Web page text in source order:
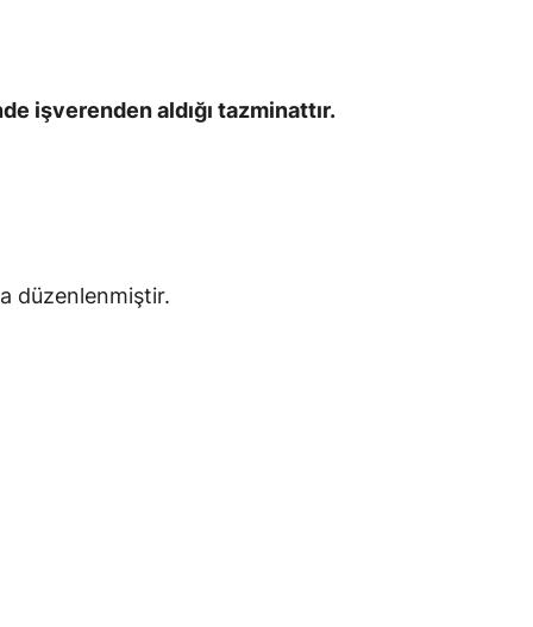
işverenden aldığı tazminattır.
düzenlenmiştir.